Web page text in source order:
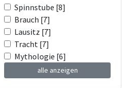
Spinnstube [8]
Brauch [7]
Lausitz [7]
Tracht [7]
Mythologie [6]
alle anzeigen